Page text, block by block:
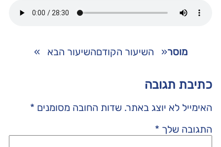
מוסר« השיעור הקודםהשיעור הבא »
כתיבת תגובה
האימייל לא יוצג באתר. שדות החובה מסומנים *
התגובה שלך *